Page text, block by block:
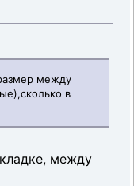
между
в
между